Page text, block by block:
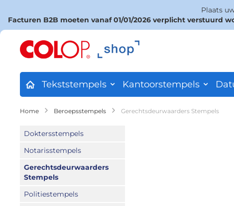
Plaats
Facturen B2B moeten vanaf 01/01/2026 verplicht verstuurd
Ga
Tekststempels Kantoorstempels
Home Beroepsstempels Gerechtsdeurwaarders Stempels
Doktersstempels
Notarisstempels
Gerechtsdeurwaarders
Stempels
Politiestempels